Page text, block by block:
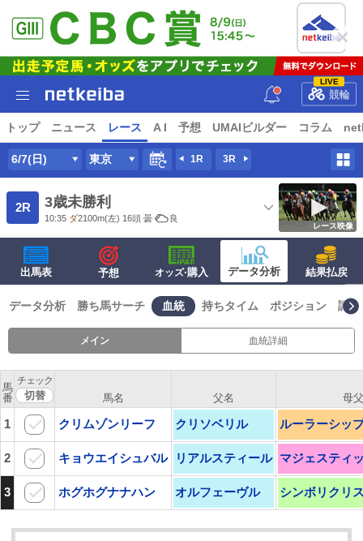
LIVE
競輪
トップ ニュース レース A I 予想 UMAIビルダー コラム
6/7(日) 東京 1R 3R
2R 3歳未勝利
10:35 ダ2100m(左) 16頭 曇 良
レース映像
出馬表 予想 オッズ·購入 データ分析 結果払戻
データ分析 勝ち馬サーチ 血統 持ちタイム ポジション 調子
メイン 血統詳細
馬
番
チェック
馬名 父名 母
1 クリムゾンリーフ クリソベリル ルーラーシッ
2 キョウエイシュバル リアルスティール マジェスティ
3 ホグホグナナハン オルフェーヴル シンボリクリ